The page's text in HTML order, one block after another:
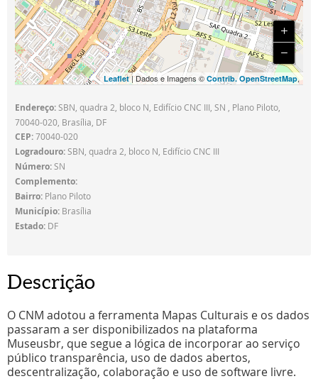
Leaflet| Dados e Imagens ©Contrib. OpenStreetMap,
Endereço: SBN, quadra 2, bloco N, Edifício CNC III, SN , Plano Piloto,
70040-020, Brasília, DF
CEP: 70040-020
Logradouro: SBN, quadra 2, bloco N, Edifício CNC III
Número: SN
Complemento:
Bairro: Plano Piloto
Município: Brasília
Estado: DF
Descrição
O CNM adotou a ferramenta Mapas Culturais e os dados
passaram a ser disponibilizados na plataforma
Museusbr, que segue a lógica de incorporar ao serviço
público transparência, uso de dados abertos,
descentralização, colaboração e uso de software livre.